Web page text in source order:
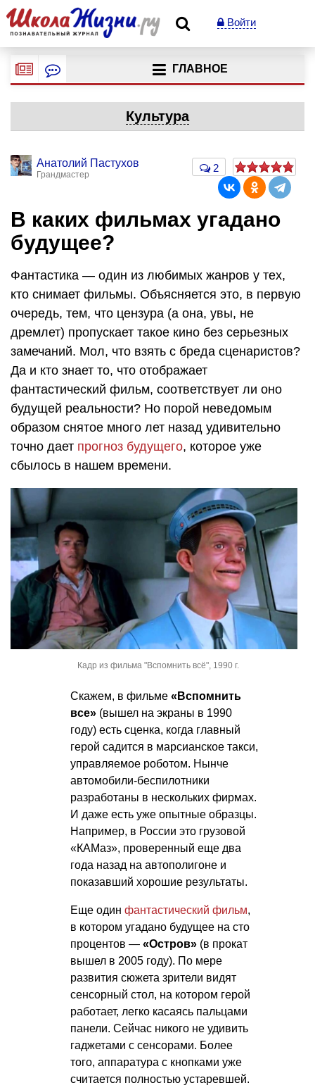
Войти
ГЛАВНОЕ
Культура
Анатолий Пастухов
Грандмастер
2
В каких фильмах угадано
будущее?
Фантастика — один из любимых жанров у тех,
кто снимает фильмы. Объясняется это, в первую
очередь, тем, что цензура (а она, увы, не
дремлет) пропускает такое кино без серьезных
замечаний. Мол, что взять с бреда сценаристов?
Да и кто знает то, что отображает
фантастический фильм, соответствует ли оно
будущей реальности? Но порой неведомым
образом снятое много лет назад удивительно
точно дает прогноз будущего, которое уже
сбылось в нашем времени.
Кадр из фильма "Вспомнить всё", 1990 г.
Скажем, в фильме «Вспомнить
все» (вышел на экраны в 1990
году) есть сценка, когда главный
герой садится в марсианское такси,
управляемое роботом. Нынче
автомобили-беспилотники
разработаны в нескольких фирмах.
И даже есть уже опытные образцы.
Например, в России это грузовой
«КАМаз», проверенный еще два
года назад на автополигоне и
показавший хорошие результаты.
Еще один фантастический фильм,
в котором угадано будущее на сто
процентов — «Остров» (в прокат
вышел в 2005 году). По мере
развития сюжета зрители видят
сенсорный стол, на котором герой
работает, легко касаясь пальцами
панели. Сейчас никого не удивить
гаджетами с сенсорами. Более
того, аппаратура с кнопками уже
считается полностью устаревшей.